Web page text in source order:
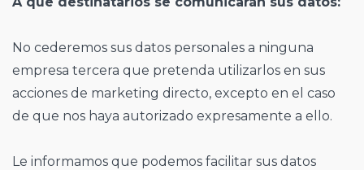
No cederemos sus datos personales a ninguna
empresa tercera que pretenda utilizarlos en sus
acciones de marketing directo, excepto en el caso
de que nos haya autorizado expresamente a ello.
Le informamos que podemos facilitar sus datos